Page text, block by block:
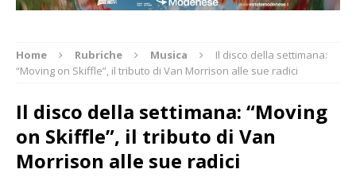
Home Rubriche Musica
Il disco della settimana:
“Moving on Skiffle”, il tributo di Van Morrison alle sue radici
Il disco della settimana: “Moving
on Skiffle”, il tributo di Van
Morrison alle sue radici